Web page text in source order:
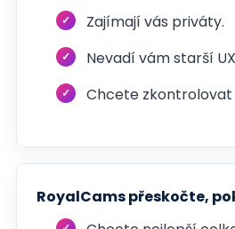
Zajímají vás priváty.
Nevadí vám starší
Chcete zkontrolovat
RoyalCams přeskočte,